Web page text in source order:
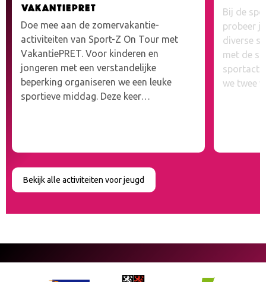
VakantiePRET
Doe mee aan de zomervakantie-
activiteiten van Sport-Z On Tour met
VakantiePRET. Voor kinderen en
jongeren met een verstandelijke
beperking organiseren we een leuke
sportieve middag. Deze keer…
Bij de
probeer
diverse
met de
we twee
Bekijk alle activiteiten voor jeugd